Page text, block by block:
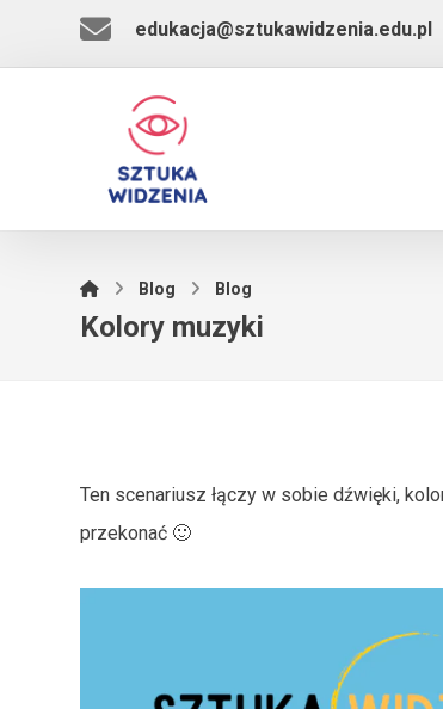
edukacja@sztukawidzenia.edu.pl
Blog Blog
Kolory muzyki
Ten scenariusz łączy w sobie dźwięki,
przekonać 🙂